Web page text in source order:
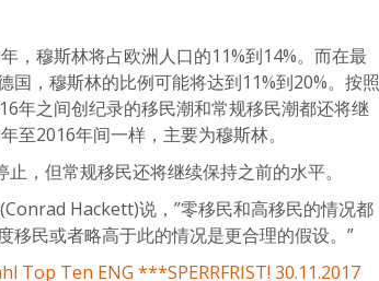
，穆斯林将占欧洲人口的11%到14%。而在最
国，穆斯林的比例可能将达到11%到20%。按照
年之间创纪录的移民潮和常规移民潮都还将继
至2016年间一样，主要为穆斯林。
，但常规移民还将继续保持之前的水平。
Hackett)说，”零移民和高移民的情况都
移民或者略高于此的情况是更合理的假设。”